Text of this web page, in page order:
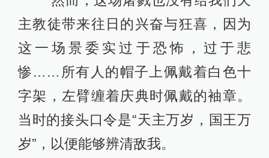
主教徒带来往日的兴奋与狂喜，因为
这一场景委实过于恐怖，过于悲
惨……所有人的帽子上佩戴着白色十
字架，左臂缠着庆典时佩戴的袖章。
当时的接头口令是“天主万岁，国王万
岁”，以便能够辨清敌我。